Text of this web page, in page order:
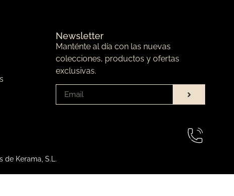
Newsletter
Manténte al día con las nuevas
colecciones, productos y ofertas
exclusivas.
Kerama, S.L.